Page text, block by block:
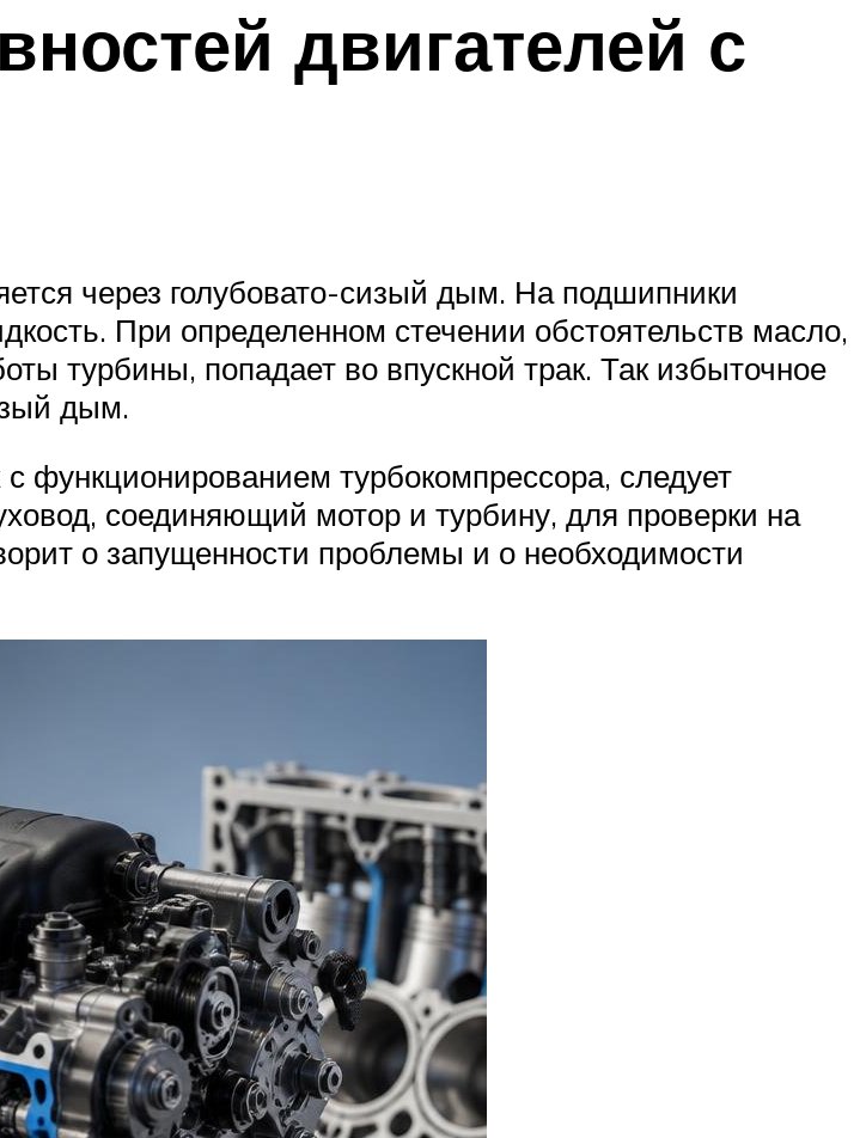
двигателей с
через голубовато-сизый дым. На подшипники
При определенном стечении обстоятельств масло,
турбины, попадает во впускной трак. Так избыточное
дым.
функционированием турбокомпрессора, следует
соединяющий мотор и турбину, для проверки на
о запущенности проблемы и о необходимости